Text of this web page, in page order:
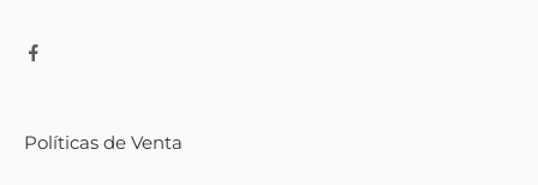
Políticas de Venta